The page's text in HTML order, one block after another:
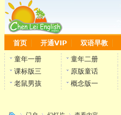
首页 开通VIP 双语早教
童年一册 童年二册
课标版三
原版童话
老鼠男孩
概念版一